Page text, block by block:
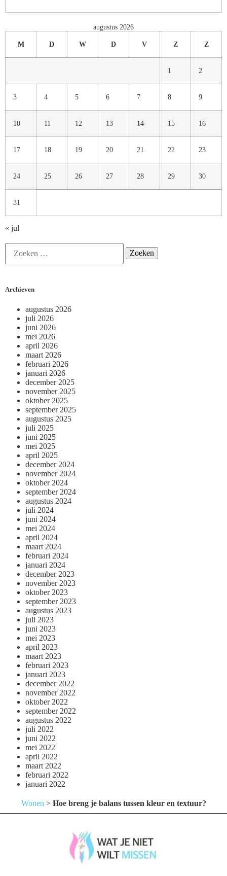
augustus 2026
M D W D V Z Z
1 2
3 4 5 6 7 8 9
10 11 12 13 14 15 16
17 18 19 20 21 22 23
24 25 26 27 28 29 30
31
« jul
Archieven
augustus 2026
juli 2026
juni 2026
mei 2026
april 2026
maart 2026
februari 2026
januari 2026
december 2025
november 2025
oktober 2025
september 2025
augustus 2025
juli 2025
juni 2025
mei 2025
april 2025
december 2024
november 2024
oktober 2024
september 2024
augustus 2024
juli 2024
juni 2024
mei 2024
april 2024
maart 2024
februari 2024
januari 2024
december 2023
november 2023
oktober 2023
september 2023
augustus 2023
juli 2023
juni 2023
mei 2023
april 2023
maart 2023
februari 2023
januari 2023
december 2022
november 2022
oktober 2022
september 2022
augustus 2022
juli 2022
juni 2022
mei 2022
april 2022
maart 2022
februari 2022
januari 2022
Wonen > Hoe breng je balans tussen kleur en textuur?